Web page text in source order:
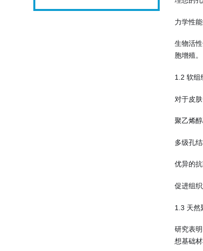
力学性
生物活
胞增殖。
1.2 软组
对于皮
聚乙烯
多级孔
优异的
促进组
1.3 天然
研究表
想基础材